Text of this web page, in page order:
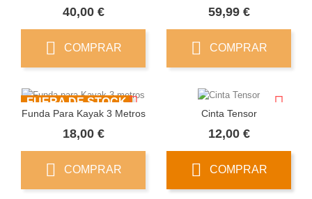
40,00 €Precio
COMPRAR
59,99 €Precio
COMPRAR
FUERA DE STOCK
Funda Para Kayak 3 Metros
18,00 €Precio
COMPRAR
Cinta Tensor
12,00 €Precio
COMPRAR